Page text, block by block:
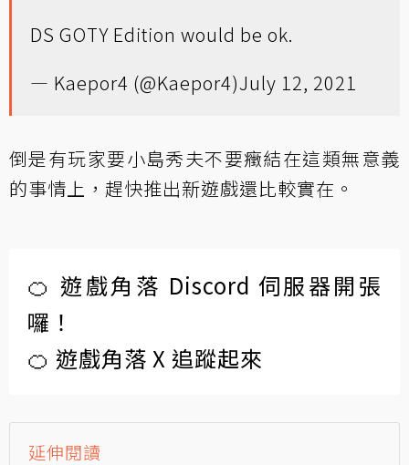
DS GOTY Edition would be ok.
— Kaepor4 (@Kaepor4)July 12, 2021
倒是有玩家要小島秀夫不要癥結在這類無意義
的事情上，趕快推出新遊戲還比較實在。
🍊 遊戲角落 Discord 伺服器開張
囉！
🍊 遊戲角落 X 追蹤起來
延伸閱讀